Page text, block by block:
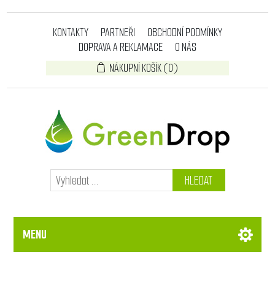
KONTAKTY PARTNEŘI
OBCHODNÍ PODMÍNKY
DOPRAVA A REKLAMACE
O NÁS
NÁKUPNÍ KOŠÍK(0)
HLEDAT
MENU